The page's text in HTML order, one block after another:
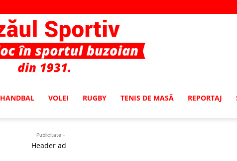
HANDBAL VOLEI RUGBY TENIS DE MASĂ REPORTAJ
- Publicitate -
Header ad